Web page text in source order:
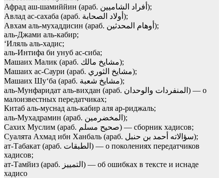
Афрад аш-шамиййин (араб. أفراد الشاميين‎);
Авлад ас-сахаба (араб. أولاد الصحابة‎);
Авхам аль-мухаддисин (араб. أوهام المحدثين‎);
аль-Джами аль-кабир;
‘Иляль аль-хадис;
аль-Интифа би унуб ас-сиба;
Машаих Малик (араб. مشايخ مالك‎);
Машаих ас-Саури (араб. مشايخ الثوري‎);
Машаих Шу‘ба (араб. مشايخ شعبة‎);
аль-Мунфаридат аль-вихдан (араб. المنفردات والوحدان‎) — о
малоизвестных передатчиках;
Китаб аль-муснад аль-кабир аля ар-риджаль;
аль-Мухадрамин (араб. المخضرمين‎);
Сахих Муслим (араб. صحيح مسلم‎) — сборник хадисов;
Суалята Ахмад ибн Ханбаль (араб. سؤالاته أحمد بن حنبل‎);
ат-Табакат (араб. الطبقات‎) — о поколениях передатчиков
хадисов;
ат-Тамйиз (араб. التمييز‎) — об ошибках в тексте и иснаде
хадисо